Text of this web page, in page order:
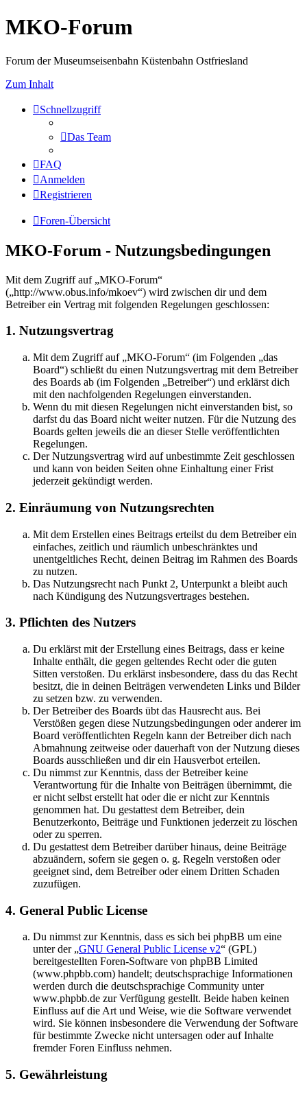
MKO-Forum
Forum der Museumseisenbahn Küstenbahn Ostfriesland
Zum Inhalt
Schnellzugriff
Das Team
FAQ
Anmelden
Registrieren
Foren-Übersicht
MKO-Forum - Nutzungsbedingungen
Mit dem Zugriff auf „MKO-Forum“
(„http://www.obus.info/mkoev“) wird zwischen dir und dem
Betreiber ein Vertrag mit folgenden Regelungen geschlossen:
1. Nutzungsvertrag
Mit dem Zugriff auf „MKO-Forum“ (im Folgenden „das
Board“) schließt du einen Nutzungsvertrag mit dem Betreiber
des Boards ab (im Folgenden „Betreiber“) und erklärst dich
mit den nachfolgenden Regelungen einverstanden.
Wenn du mit diesen Regelungen nicht einverstanden bist, so
darfst du das Board nicht weiter nutzen. Für die Nutzung des
Boards gelten jeweils die an dieser Stelle veröffentlichten
Regelungen.
Der Nutzungsvertrag wird auf unbestimmte Zeit geschlossen
und kann von beiden Seiten ohne Einhaltung einer Frist
jederzeit gekündigt werden.
2. Einräumung von Nutzungsrechten
Mit dem Erstellen eines Beitrags erteilst du dem Betreiber ein
einfaches, zeitlich und räumlich unbeschränktes und
unentgeltliches Recht, deinen Beitrag im Rahmen des Boards
zu nutzen.
Das Nutzungsrecht nach Punkt 2, Unterpunkt a bleibt auch
nach Kündigung des Nutzungsvertrages bestehen.
3. Pflichten des Nutzers
Du erklärst mit der Erstellung eines Beitrags, dass er keine
Inhalte enthält, die gegen geltendes Recht oder die guten
Sitten verstoßen. Du erklärst insbesondere, dass du das Recht
besitzt, die in deinen Beiträgen verwendeten Links und Bilder
zu setzen bzw. zu verwenden.
Der Betreiber des Boards übt das Hausrecht aus. Bei
Verstößen gegen diese Nutzungsbedingungen oder anderer im
Board veröffentlichten Regeln kann der Betreiber dich nach
Abmahnung zeitweise oder dauerhaft von der Nutzung dieses
Boards ausschließen und dir ein Hausverbot erteilen.
Du nimmst zur Kenntnis, dass der Betreiber keine
Verantwortung für die Inhalte von Beiträgen übernimmt, die
er nicht selbst erstellt hat oder die er nicht zur Kenntnis
genommen hat. Du gestattest dem Betreiber, dein
Benutzerkonto, Beiträge und Funktionen jederzeit zu löschen
oder zu sperren.
Du gestattest dem Betreiber darüber hinaus, deine Beiträge
abzuändern, sofern sie gegen o. g. Regeln verstoßen oder
geeignet sind, dem Betreiber oder einem Dritten Schaden
zuzufügen.
4. General Public License
Du nimmst zur Kenntnis, dass es sich bei phpBB um eine
unter der „GNU General Public License v2“ (GPL)
bereitgestellten Foren-Software von phpBB Limited
(www.phpbb.com) handelt; deutschsprachige Informationen
werden durch die deutschsprachige Community unter
www.phpbb.de zur Verfügung gestellt. Beide haben keinen
Einfluss auf die Art und Weise, wie die Software verwendet
wird. Sie können insbesondere die Verwendung der Software
für bestimmte Zwecke nicht untersagen oder auf Inhalte
fremder Foren Einfluss nehmen.
5. Gewährleistung